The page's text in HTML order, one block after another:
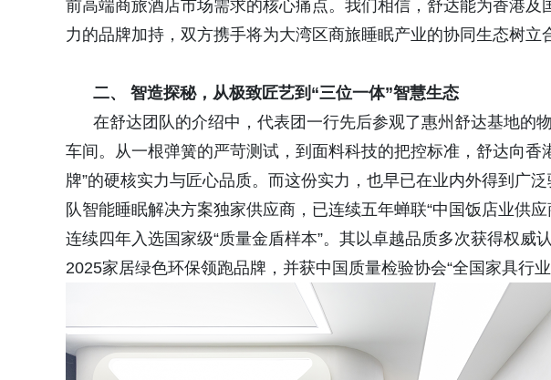
前高端商旅酒店市场需求的核心痛点。我们相信，舒达能为香港
力的品牌加持，双方携手将为大湾区商旅睡眠产业的协同生态树立
二、 智造探秘，从极致匠艺到“三位一体”智慧生态
在舒达团队的介绍中，代表团一行先后参观了惠州舒达基地的
车间。从一根弹簧的严苛测试，到面料科技的把控标准，舒达向香
牌”的硬核实力与匠心品质。而这份实力，也早已在业内外得到广
队智能睡眠解决方案独家供应商，已连续五年蝉联“中国饭店业供
连续四年入选国家级“质量金盾样本”。其以卓越品质多次获得权
2025家居绿色环保领跑品牌，并获中国质量检验协会“全国家具行业